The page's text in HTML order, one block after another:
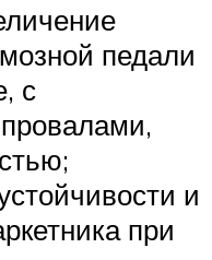
педали
с
и
при